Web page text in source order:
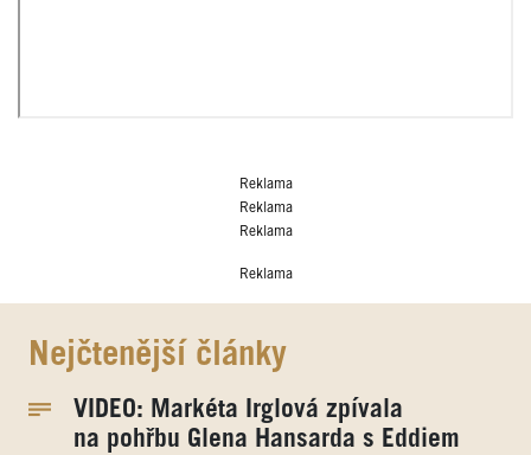
Reklama
Reklama
Reklama
Reklama
Nejčtenější články
VIDEO: Markéta Irglová zpívala
na pohřbu Glena Hansarda s Eddiem